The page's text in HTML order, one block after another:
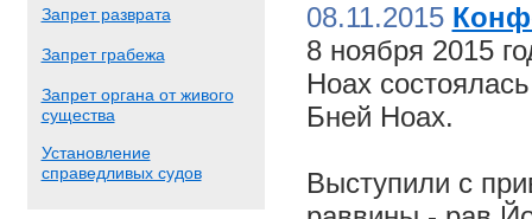
Запрет разврата
Запрет грабежа
Запрет органа от живого
существа
Установление
справедливых судов
08.11.2015
8 ноября 2015
Ноах
Бней Ноах.
Выступили с